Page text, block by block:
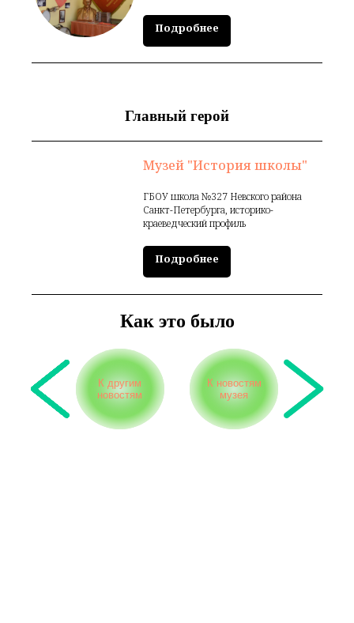
Подробнее
Главный герой
Музей "История школы"
ГБОУ школа №327 Невского района
Санкт-Петербурга, историко-
краеведческий профиль
Подробнее
Как это было
К другим
новостям
К новостям
музея